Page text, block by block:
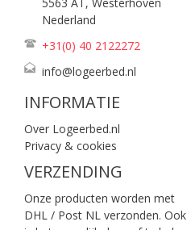
Nederland
+31(0) 40 2122272
info@logeerbed.nl
INFORMATIE
Over Logeerbed.nl
Privacy & cookies
VERZENDING
Onze producten worden met
DHL / Post NL verzonden. Ook